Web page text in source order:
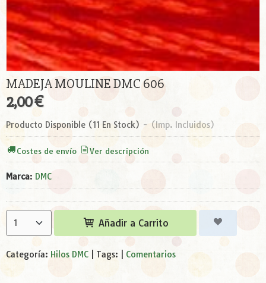
MADEJA MOULINE DMC 606
2,00 €
Producto Disponible (11 En Stock) - (Imp. Incluidos)
Costes de envío Ver descripción
Marca: DMC
Añadir a Carrito
Categoría: Hilos DMC Tags: Comentarios